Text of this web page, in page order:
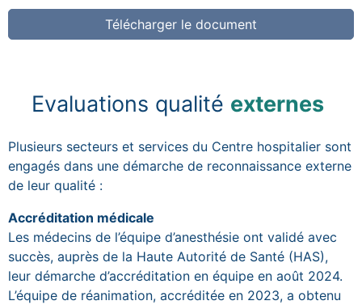
Télécharger le document
Evaluations qualité externes
Plusieurs secteurs et services du Centre hospitalier sont
engagés dans une démarche de reconnaissance externe
de leur qualité :
Accréditation médicale
Les médecins de l’équipe d’anesthésie ont validé avec
succès, auprès de la Haute Autorité de Santé (HAS),
leur démarche d’accréditation en équipe en août 2024.
L’équipe de réanimation, accréditée en 2023, a obtenu